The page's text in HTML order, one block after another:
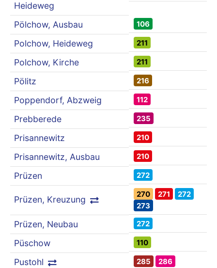
Heideweg
Pölchow, Ausbau 106
Polchow, Heideweg 211
Polchow, Kirche 211
Pölitz 216
Poppendorf, Abzweig 112
Prebberede 235
Prisannewitz 210
Prisannewitz, Ausbau 210
Prüzen 272
Prüzen, Kreuzung
270 271
272
273
Prüzen, Neubau 272
Püschow 110
Pustohl 285 286